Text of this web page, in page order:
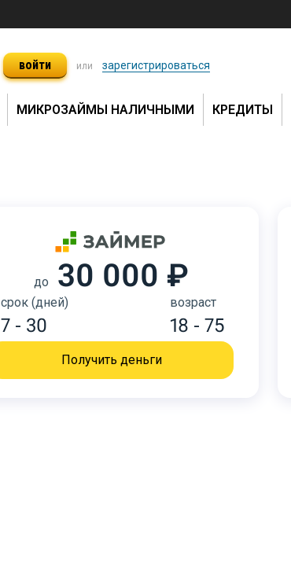
войти или зарегистрироваться
МИКРОЗАЙМЫ НАЛИЧНЫМИ КРЕДИТЫ
до 30 000 ₽
срок (дней)
7 - 30
возраст
18 - 75
Получить деньги